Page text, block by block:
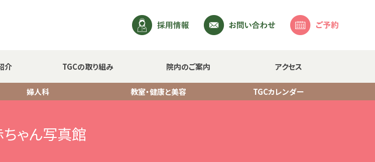
介 TGCの取り組み 院内のご案内 アクセス
婦人科 教室・健康と美容 TGCカレンダー
ゃん写真館